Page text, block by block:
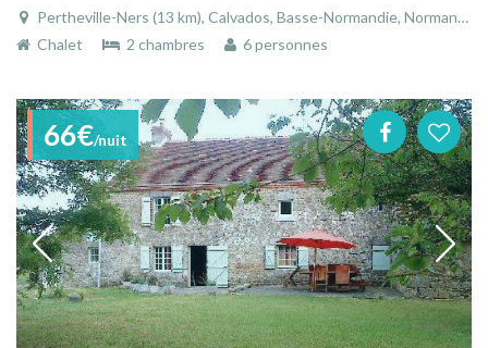
Pertheville-Ners (13 km), Calvados, Basse-Normandie, Normandie, France
Chalet
2 chambres 6 personnes
66€/nuit